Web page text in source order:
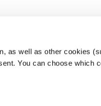
as well as other cookies
You can choose which